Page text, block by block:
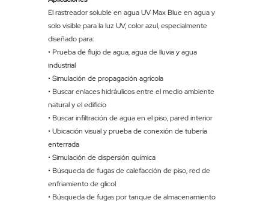
El rastreador soluble en agua UV Max Blue en agua y
solo visible para la luz UV, color azul, especialmente
diseñado para:
• Prueba de flujo de agua, agua de lluvia y agua
industrial
• Simulación de propagación agrícola
• Buscar enlaces hidráulicos entre el medio ambiente
natural y el edificio
• Buscar infiltración de agua en el piso, pared interior
• Ubicación visual y prueba de conexión de tubería
enterrada
• Simulación de dispersión química
• Búsqueda de fugas de calefacción de piso, red de
enfriamiento de glicol
• Búsqueda de fugas por tanque de almacenamiento